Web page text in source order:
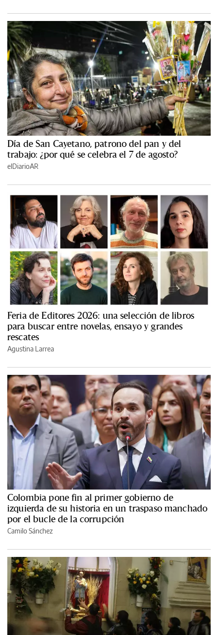
Día de San Cayetano, patrono del pan y del
trabajo: ¿por qué se celebra el 7 de agosto?
elDiarioAR
Feria de Editores 2026: una selección de libros
para buscar entre novelas, ensayo y grandes
rescates
Agustina Larrea
Colombia pone fin al primer gobierno de
izquierda de su historia en un traspaso manchado
por el bucle de la corrupción
Camilo Sánchez